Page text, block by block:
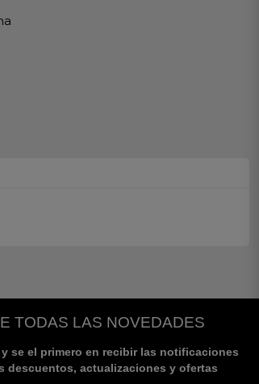
TODAS LAS NOVEDADES
se el primero en recibir las notificaciones
descuentos, actualizaciones y ofertas